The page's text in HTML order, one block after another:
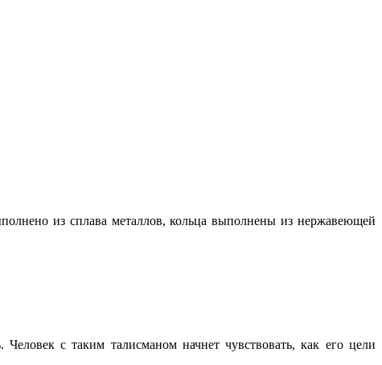
из сплава металлов, кольца выполнены из нержавеющей
с таким талисманом начнет чувствовать, как его цели